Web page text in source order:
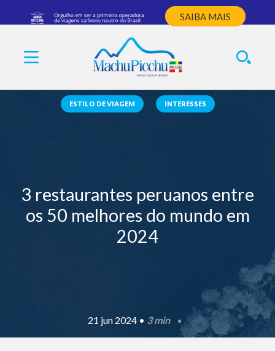
SAIBA MAIS
ESTILO DE VIAGEM INTERESSES
3 restaurantes peruanos entre
os 50 melhores do mundo em
2024
21 jun 2024 • 3 min